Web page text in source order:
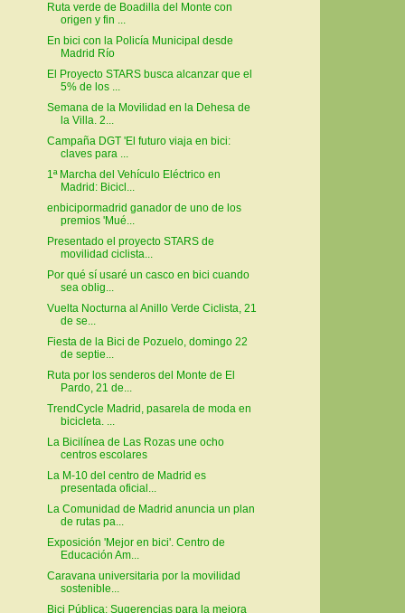
Ruta verde de Boadilla del Monte con
origen y fin ...
En bici con la Policía Municipal desde
Madrid Río
El Proyecto STARS busca alcanzar que el
5% de los ...
Semana de la Movilidad en la Dehesa de
la Villa. 2...
Campaña DGT 'El futuro viaja en bici:
claves para ...
1ª Marcha del Vehículo Eléctrico en
Madrid: Bicicl...
enbicipormadrid ganador de uno de los
premios 'Mué...
Presentado el proyecto STARS de
movilidad ciclista...
Por qué sí usaré un casco en bici cuando
sea oblig...
Vuelta Nocturna al Anillo Verde Ciclista, 21
de se...
Fiesta de la Bici de Pozuelo, domingo 22
de septie...
Ruta por los senderos del Monte de El
Pardo, 21 de...
TrendCycle Madrid, pasarela de moda en
bicicleta. ...
La Bicilínea de Las Rozas une ocho
centros escolares
La M-10 del centro de Madrid es
presentada oficial...
La Comunidad de Madrid anuncia un plan
de rutas pa...
Exposición 'Mejor en bici'. Centro de
Educación Am...
Caravana universitaria por la movilidad
sostenible...
Bici Pública: Sugerencias para la mejora